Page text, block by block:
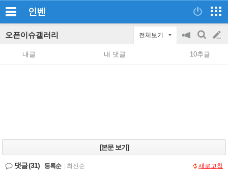
인벤
오픈이슈갤러리 전체보기
공
지
on/off
검
색
글
쓰
내글 내 댓글 10추글
[본문 보기]
댓글(31) 등록순 최신순 새로고침